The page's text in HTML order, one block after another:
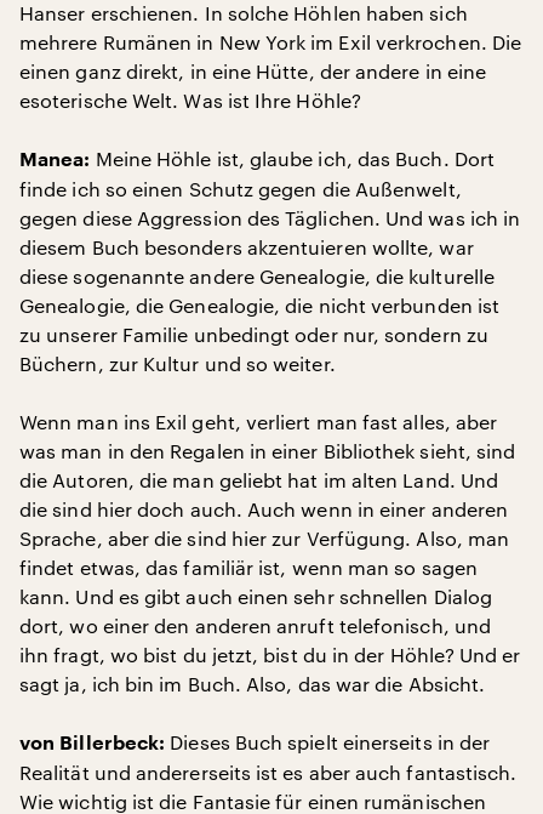
Hanser erschienen. In solche Höhlen haben sich
mehrere Rumänen in New York im Exil verkrochen. Die
einen ganz direkt, in eine Hütte, der andere in eine
esoterische Welt. Was ist Ihre Höhle?
Manea: Meine Höhle ist, glaube ich, das Buch. Dort
finde ich so einen Schutz gegen die Außenwelt,
gegen diese Aggression des Täglichen. Und was ich in
diesem Buch besonders akzentuieren wollte, war
diese sogenannte andere Genealogie, die kulturelle
Genealogie, die Genealogie, die nicht verbunden ist
zu unserer Familie unbedingt oder nur, sondern zu
Büchern, zur Kultur und so weiter.
Wenn man ins Exil geht, verliert man fast alles, aber
was man in den Regalen in einer Bibliothek sieht, sind
die Autoren, die man geliebt hat im alten Land. Und
die sind hier doch auch. Auch wenn in einer anderen
Sprache, aber die sind hier zur Verfügung. Also, man
findet etwas, das familiär ist, wenn man so sagen
kann. Und es gibt auch einen sehr schnellen Dialog
dort, wo einer den anderen anruft telefonisch, und
ihn fragt, wo bist du jetzt, bist du in der Höhle? Und er
sagt ja, ich bin im Buch. Also, das war die Absicht.
von Billerbeck: Dieses Buch spielt einerseits in der
Realität und andererseits ist es aber auch fantastisch.
Wie wichtig ist die Fantasie für einen rumänischen